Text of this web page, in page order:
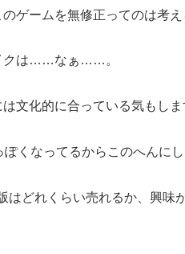
ゲームを無修正ってのは考え
クは……なぁ……。
文化的に合っている気もしま
ぽくなってるからこのへんに
はどれくらい売れるか、興